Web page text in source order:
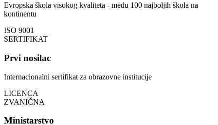
Evropska škola visokog kvaliteta - među 100 najboljih škola na
kontinentu
ISO 9001
SERTIFIKAT
Prvi nosilac
Internacionalni sertifikat za obrazovne institucije
LICENCA
ZVANIČNA
Ministarstvo